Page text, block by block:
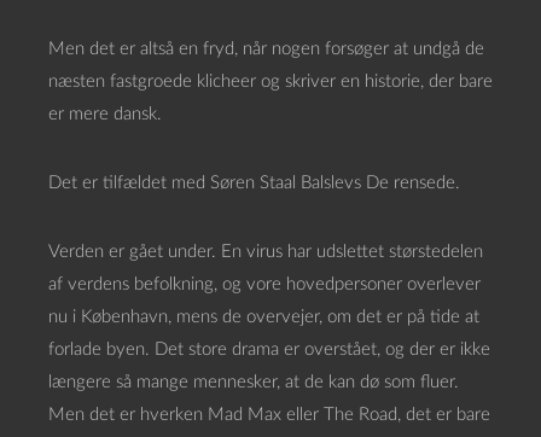
Men det er altså en fryd, når nogen forsøger at undgå de
næsten fastgroede klicheer og skriver en historie, der bare
er mere dansk.
Det er tilfældet med Søren Staal Balslevs De rensede.
Verden er gået under. En virus har udslettet størstedelen
af verdens befolkning, og vore hovedpersoner overlever
nu i København, mens de overvejer, om det er på tide at
forlade byen. Det store drama er overstået, og der er ikke
længere så mange mennesker, at de kan dø som fluer.
Men det er hverken Mad Max eller The Road, det er bare